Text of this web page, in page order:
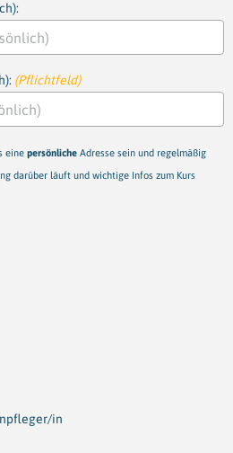
(Pflichtfeld)
eine persönliche Adresse sein und regelmäßig
darüber läuft und wichtige Infos zum Kurs
in